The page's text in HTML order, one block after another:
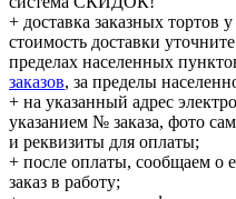
+ доставка заказных тортов
стоимость доставки
пределах населенных
заказов, за пределы
+ на указанный адрес
указанием № заказа, фото
и реквизиты для оплаты;
+ после оплаты, сообщаем о
заказ в работу;